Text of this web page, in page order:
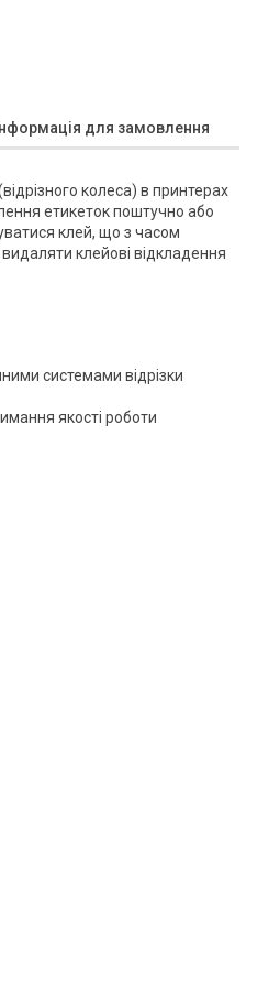
Інформація для замовлення
колеса) в принтерах
етикеток поштучно або
клей, що з часом
клейові відкладення
системами відрізки
якості роботи